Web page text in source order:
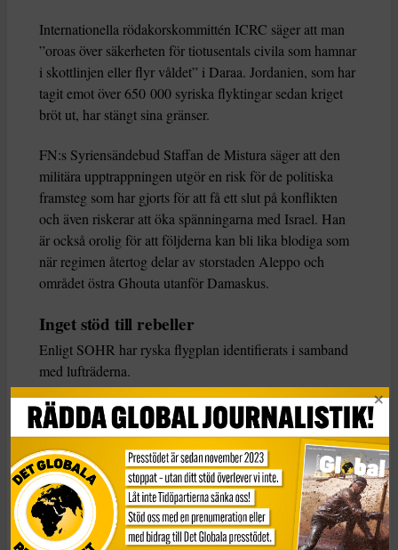
Internationella rödakorskommittén ICRC säger att man
”oroas över säkerheten för tiotusentals civila som hamnar
i skottlinjen eller flyr våldet” i Daraa. Jordanien, som har
tagit emot över 650 000 syriska flyktingar sedan kriget
bröt ut, har stängt sina gränser.
FN:s Syriensändebud Staffan de Mistura säger att den
militära upptrappningen utgör en risk för de politiska
framsteg som har gjorts för att få ett slut på konflikten
och även riskerar att öka spänningarna med Israel. Han
är också orolig för att följderna kan bli lika blodiga som
när regimen återtog delar av storstaden Aleppo och
området östra Ghouta utanför Damaskus.
Inget stöd till rebeller
Enligt SOHR har ryska flygplan identifierats i samband
med lufträderna.
Ryssland och USA ingick förra året ett avtal om att
trappa ned våldsamheterna i sydvästra Syrien och
Washington har varnat den syriske ledaren Bashar al-
Assad för vedergällning om det skulle fortsätta.
I ett meddelande till rebellstyrkorna i Fria syriska armén,
som Reuters har tagit del av, säger USA att de inte ska
förvänta sig något militärt stöd under den pågående